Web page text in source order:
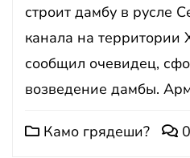
строит дамбу в русле
канала на территории
сообщил очевидец,
возведение дамбы.
Камо грядеши? 0